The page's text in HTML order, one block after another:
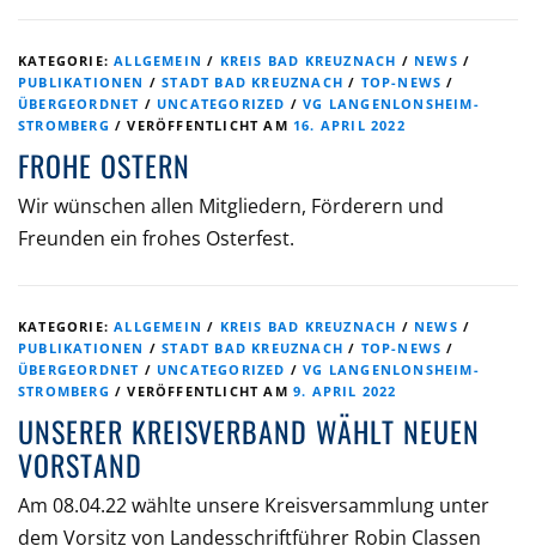
KATEGORIE:ALLGEMEIN / KREIS BAD KREUZNACH / NEWS /
PUBLIKATIONEN /STADT BAD KREUZNACH / TOP-NEWS /
ÜBERGEORDNET / UNCATEGORIZED /VG LANGENLONSHEIM-
STROMBERG /VERÖFFENTLICHT AM 16. APRIL 2022
FROHE OSTERN
Wir wünschen allen Mitgliedern, Förderern und
Freunden ein frohes Osterfest.
KATEGORIE:ALLGEMEIN / KREIS BAD KREUZNACH / NEWS /
PUBLIKATIONEN /STADT BAD KREUZNACH / TOP-NEWS /
ÜBERGEORDNET / UNCATEGORIZED /VG LANGENLONSHEIM-
STROMBERG /VERÖFFENTLICHT AM9. APRIL 2022
UNSERER KREISVERBAND WÄHLT NEUEN
VORSTAND
Am 08.04.22 wählte unsere Kreisversammlung unter
dem Vorsitz von Landesschriftführer Robin Classen